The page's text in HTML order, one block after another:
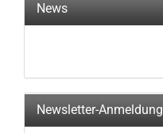
News
Newsletter-Anmeldung